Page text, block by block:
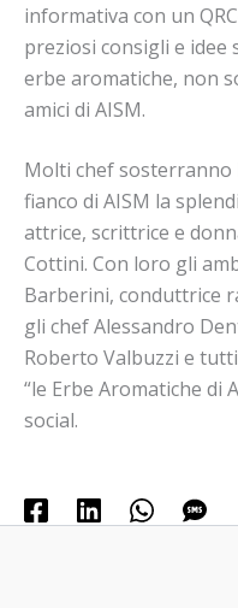
informativa con un
preziosi consigli e idee
erbe aromatiche, non
amici di AISM.
Molti chef sosterranno
fianco di AISM la
attrice, scrittrice e
Cottini. Con loro gli
Barberini, conduttrice
gli chef Alessandro
Roberto Valbuzzi e
“le Erbe Aromatiche di
social.